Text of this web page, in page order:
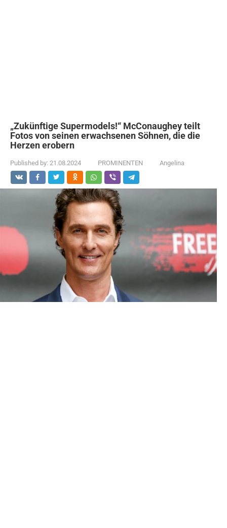
„Zukünftige Supermodels!“ McConaughey teilt
Fotos von seinen erwachsenen Söhnen, die die
Herzen erobern
Published by: 21.08.2024 PROMINENTEN Angelina